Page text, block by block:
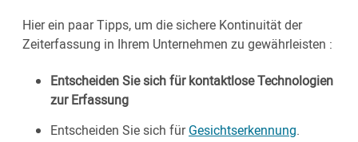
Hier ein paar Tipps, um die sichere Kontinuität der
Zeiterfassung in Ihrem Unternehmen zu gewährleisten :
Entscheiden Sie sich für kontaktlose Technologien
zur Erfassung
Entscheiden Sie sich fürGesichtserkennung.